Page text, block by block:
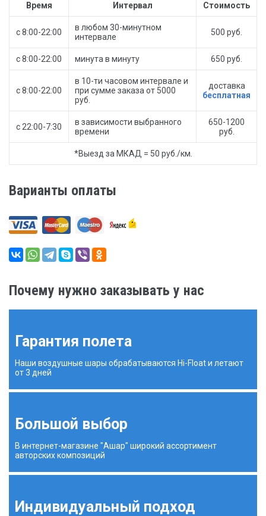
Время Интервал Стоимость
с 8:00-22:00
в любом 30-минутном
интервале
500 руб.
с 8:00-22:00 минута в минуту 650 руб.
с 8:00-22:00
в 10-ти часовом интервале и
при сумме заказа от 5000
руб.
доставка
бесплатная
с 22:00-7:30
в зависимости выбранного
времени
650-1200
руб.
*Выезд за МКАД = 50 руб./км.
Варианты оплаты
Почему нужно заказывать у нас
Гарантия полета
Наши воздушные шары обрабатываются Hi-Float и летают
от 3 дней
Большой выбор
В интернет-магазине "Ашар" широкий ассортимент
авторских композиций
Индивидуальный подход